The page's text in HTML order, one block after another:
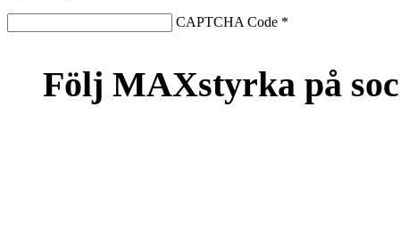
CAPTCHA Code *
Följ MAXstyrka på